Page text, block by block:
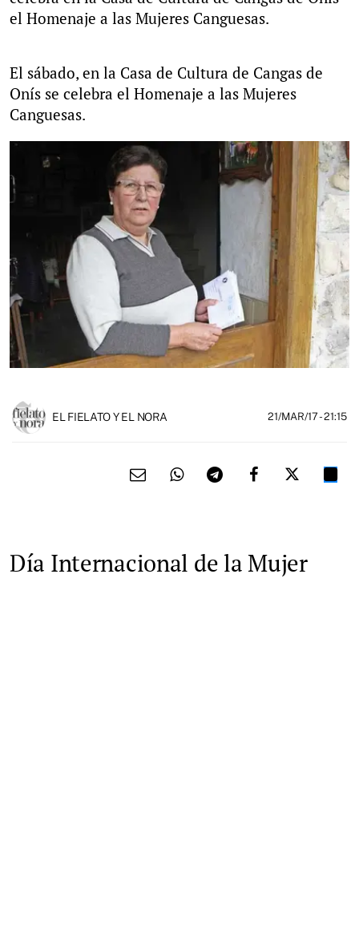
el Homenaje a las Mujeres Canguesas.
El sábado, en la Casa de Cultura de Cangas de
Onís se celebra el Homenaje a las Mujeres
Canguesas.
EL FIELATO Y EL NORA 21/MAR/17- 21:15
Día Internacional de la Mujer